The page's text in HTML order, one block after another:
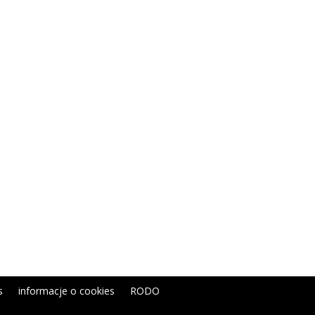
informacje o cookies RODO